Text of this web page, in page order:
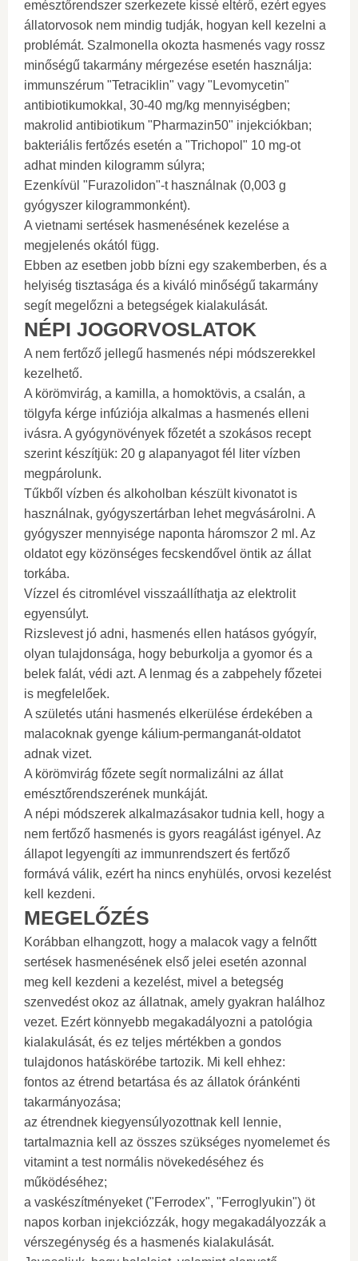
emésztőrendszer szerkezete kissé eltérő, ezért egyes
állatorvosok nem mindig tudják, hogyan kell kezelni a
problémát. Szalmonella okozta hasmenés vagy rossz
minőségű takarmány mérgezése esetén használja:
immunszérum "Tetraciklin" vagy "Levomycetin"
antibiotikumokkal, 30-40 mg/kg mennyiségben;
makrolid antibiotikum "Pharmazin50" injekciókban;
bakteriális fertőzés esetén a "Trichopol" 10 mg-ot
adhat minden kilogramm súlyra;
Ezenkívül "Furazolidon"-t használnak (0,003 g
gyógyszer kilogrammonként).
A vietnami sertések hasmenésének kezelése a
megjelenés okától függ.
Ebben az esetben jobb bízni egy szakemberben, és a
helyiség tisztasága és a kiváló minőségű takarmány
segít megelőzni a betegségek kialakulását.
NÉPI JOGORVOSLATOK
A nem fertőző jellegű hasmenés népi módszerekkel
kezelhető.
A körömvirág, a kamilla, a homoktövis, a csalán, a
tölgyfa kérge infúziója alkalmas a hasmenés elleni
ivásra. A gyógynövények főzetét a szokásos recept
szerint készítjük: 20 g alapanyagot fél liter vízben
megpárolunk.
Tűkből vízben és alkoholban készült kivonatot is
használnak, gyógyszertárban lehet megvásárolni. A
gyógyszer mennyisége naponta háromszor 2 ml. Az
oldatot egy közönséges fecskendővel öntik az állat
torkába.
Vízzel és citromlével visszaállíthatja az elektrolit
egyensúlyt.
Rizslevest jó adni, hasmenés ellen hatásos gyógyír,
olyan tulajdonsága, hogy beburkolja a gyomor és a
belek falát, védi azt. A lenmag és a zabpehely főzetei
is megfelelőek.
A születés utáni hasmenés elkerülése érdekében a
malacoknak gyenge kálium-permanganát-oldatot
adnak vizet.
A körömvirág főzete segít normalizálni az állat
emésztőrendszerének munkáját.
A népi módszerek alkalmazásakor tudnia kell, hogy a
nem fertőző hasmenés is gyors reagálást igényel. Az
állapot legyengíti az immunrendszert és fertőző
formává válik, ezért ha nincs enyhülés, orvosi kezelést
kell kezdeni.
MEGELŐZÉS
Korábban elhangzott, hogy a malacok vagy a felnőtt
sertések hasmenésének első jelei esetén azonnal
meg kell kezdeni a kezelést, mivel a betegség
szenvedést okoz az állatnak, amely gyakran halálhoz
vezet. Ezért könnyebb megakadályozni a patológia
kialakulását, és ez teljes mértékben a gondos
tulajdonos hatáskörébe tartozik. Mi kell ehhez:
fontos az étrend betartása és az állatok óránkénti
takarmányozása;
az étrendnek kiegyensúlyozottnak kell lennie,
tartalmaznia kell az összes szükséges nyomelemet és
vitamint a test normális növekedéséhez és
működéséhez;
a vaskészítményeket ("Ferrodex", "Ferroglyukin") öt
napos korban injekciózzák, hogy megakadályozzák a
vérszegénység és a hasmenés kialakulását.